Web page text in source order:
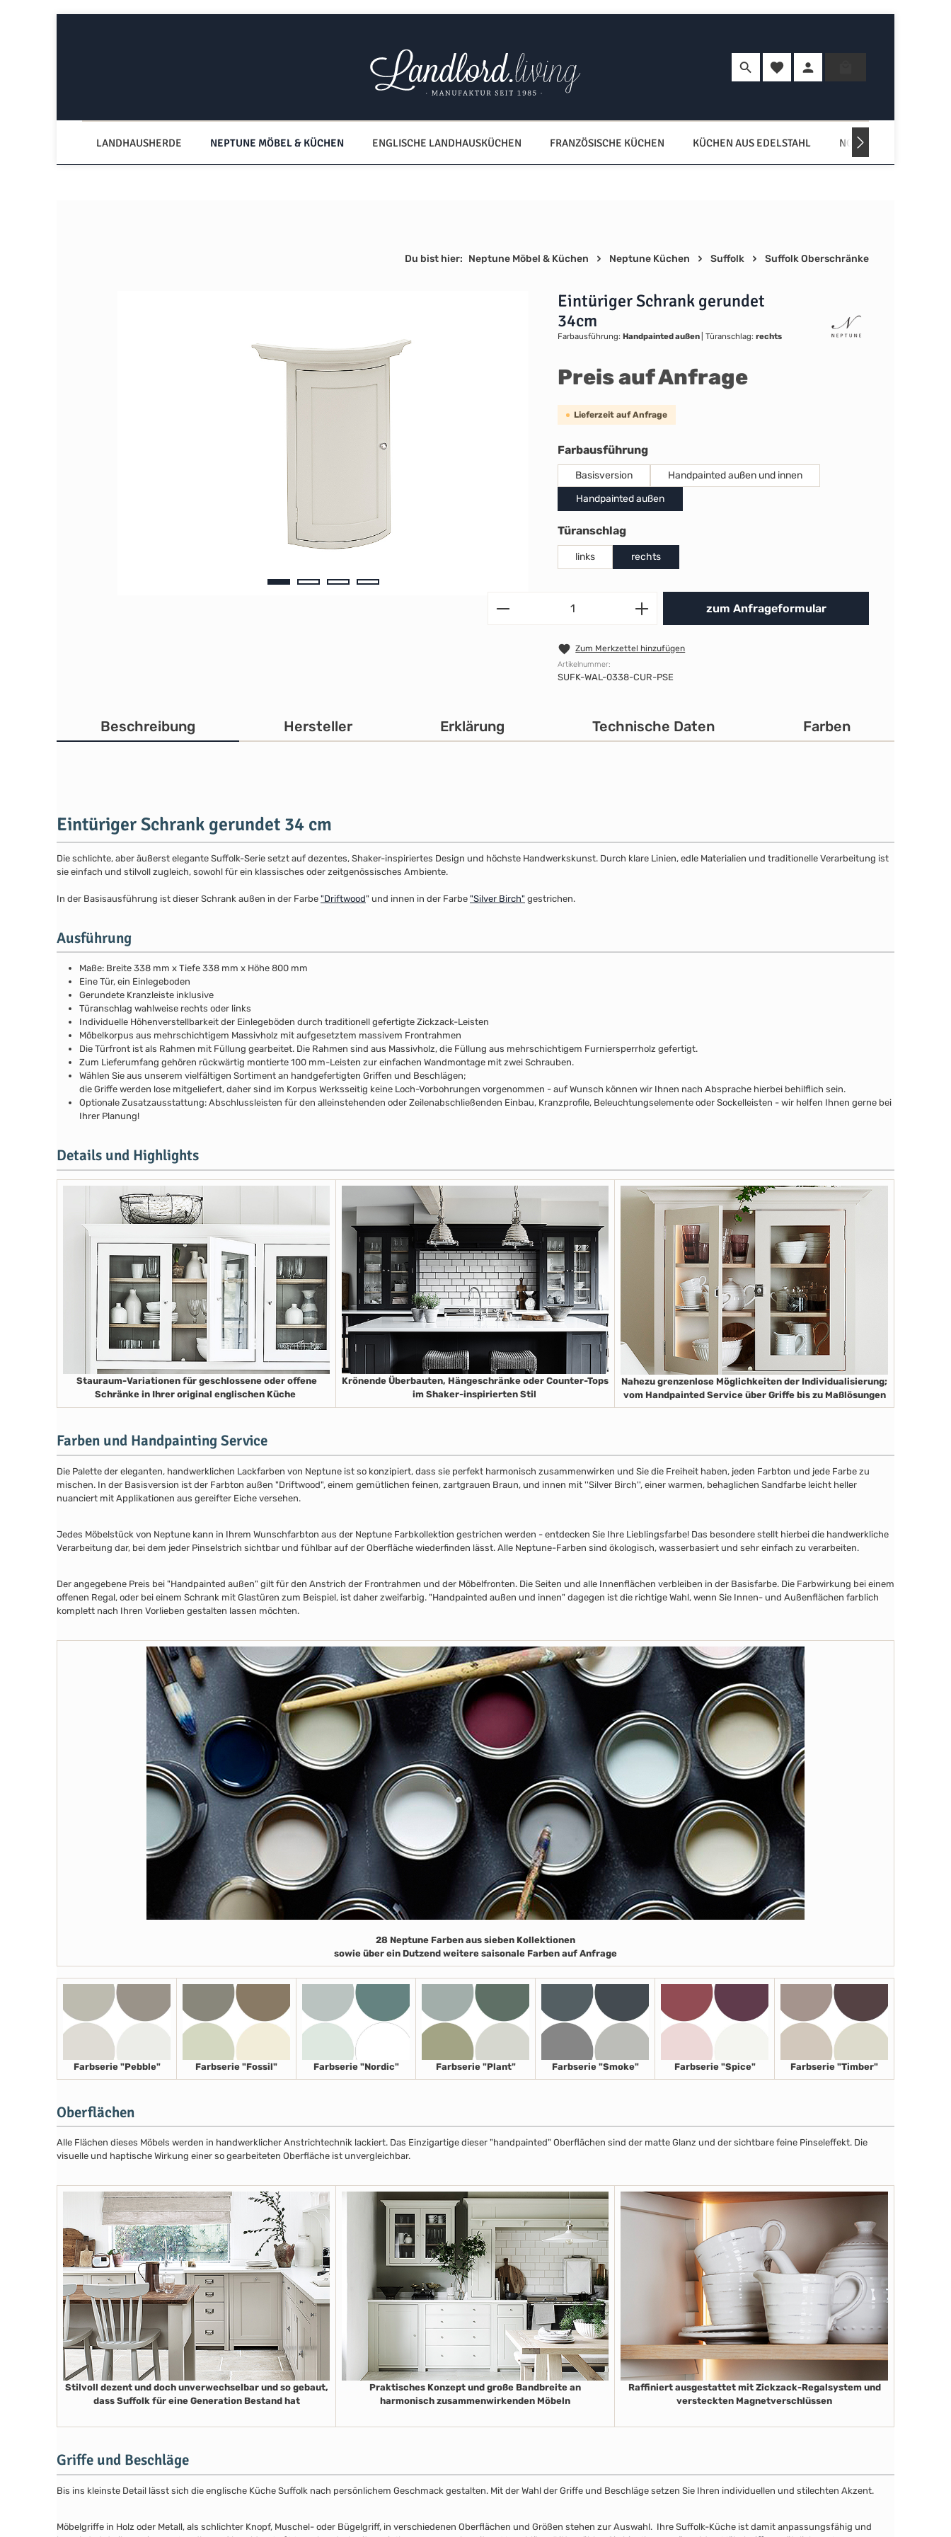
Du hast 0 Produkte auf dem Merkzettel
LANDHAUSHERDE NEPTUNE MÖBEL & KÜCHEN ENGLISCHE LANDHAUSKÜCHEN FRANZÖSISCHE KÜCHEN KÜCHEN AUS EDELSTAHL NORDISCHE KÜCHEN
Du bist hier: Neptune Möbel & Küchen Neptune Küchen Suffolk Suffolk Oberschränke
Eintüriger Schrank gerundet
34cm
Farbausführung: Handpainted außen Türanschlag: rechts
Preis auf Anfrage
Lieferzeit auf Anfrage
Farbausführungauswählen
Basisversion
Handpainted außen und innen
Handpainted außen
Türanschlagauswählen
links rechts
Produkt Anzahl: Gib den
zum Anfrageformular
Zum Merkzettel hinzufügen
Artikelnummer:
SUFK-WAL-0338-CUR-PSE
Beschreibung Hersteller Erklärung Technische Daten Farben
Eintüriger Schrank gerundet 34 cm
Die schlichte, aber äußerst elegante Suffolk-Serie setzt auf dezentes, Shaker-inspiriertes Design und höchste Handwerkskunst. Durch klare Linien, edle Materialien und traditionelle Verarbeitung ist
sie einfach und stilvoll zugleich, sowohl für ein klassisches oder zeitgenössisches Ambiente.
In der Basisausführung ist dieser Schrank außen in der Farbe "Driftwood" und innen in der Farbe "Silver Birch" gestrichen.
Ausführung
Maße: Breite 338 mm x Tiefe 338 mm x Höhe 800 mm
Eine Tür, ein Einlegeboden
Gerundete Kranzleiste inklusive
Türanschlag wahlweise rechts oder links
Individuelle Höhenverstellbarkeit der Einlegeböden durch traditionell gefertigte Zickzack-Leisten
Möbelkorpus aus mehrschichtigem Massivholz mit aufgesetztem massivem Frontrahmen
Die Türfront ist als Rahmen mit Füllung gearbeitet. Die Rahmen sind aus Massivholz, die Füllung aus mehrschichtigem Furniersperrholz gefertigt.
Zum Lieferumfang gehören rückwärtig montierte 100 mm-Leisten zur einfachen Wandmontage mit zwei Schrauben.
Wählen Sie aus unserem vielfältigen Sortiment an handgefertigten Griffen und Beschlägen;
die Griffe werden lose mitgeliefert, daher sind im Korpus Werksseitig keine Loch-Vorbohrungen vorgenommen - auf Wunsch können wir Ihnen nach Absprache hierbei behilflich sein.
Optionale Zusatzausstattung: Abschlussleisten für den alleinstehenden oder Zeilenabschließenden Einbau, Kranzprofile, Beleuchtungselemente oder Sockelleisten - wir helfen Ihnen gerne bei
Ihrer Planung!
Details und Highlights
Stauraum-Variationen für geschlossene oder offene
Schränke in Ihrer original englischen Küche
Krönende Überbauten, Hängeschränke oder Counter-Tops
im Shaker-inspirierten Stil
Nahezu grenzenlose Möglichkeiten der Individualisierung;
vom Handpainted Service über Griffe bis zu Maßlösungen
Farben und Handpainting Service
Die Palette der eleganten, handwerklichen Lackfarben von Neptune ist so konzipiert, dass sie perfekt harmonisch zusammenwirken und Sie die Freiheit haben, jeden Farbton und jede Farbe zu
mischen. In der Basisversion ist der Farbton außen "Driftwood", einem gemütlichen feinen, zartgrauen Braun, und innen mit ''Silver Birch'', einer warmen, behaglichen Sandfarbe leicht heller
nuanciert mit Applikationen aus gereifter Eiche versehen.
Jedes Möbelstück von Neptune kann in Ihrem Wunschfarbton aus der Neptune Farbkollektion gestrichen werden - entdecken Sie Ihre Lieblingsfarbe! Das besondere stellt hierbei die handwerkliche
Verarbeitung dar, bei dem jeder Pinselstrich sichtbar und fühlbar auf der Oberfläche wiederfinden lässt. Alle Neptune-Farben sind ökologisch, wasserbasiert und sehr einfach zu verarbeiten.
Der angegebene Preis bei "Handpainted außen" gilt für den Anstrich der Frontrahmen und der Möbelfronten. Die Seiten und alle Innenflächen verbleiben in der Basisfarbe. Die Farbwirkung bei einem
offenen Regal, oder bei einem Schrank mit Glastüren zum Beispiel, ist daher zweifarbig. "Handpainted außen und innen" dagegen ist die richtige Wahl, wenn Sie Innen- und Außenflächen farblich
komplett nach Ihren Vorlieben gestalten lassen möchten.
28 Neptune Farben aus sieben Kollektionen
sowie über ein Dutzend weitere saisonale Farben auf Anfrage
Farbserie "Pebble" Farbserie "Fossil" Farbserie "Nordic" Farbserie "Plant" Farbserie "Smoke" Farbserie "Spice" Farbserie "Timber"
Oberflächen
Alle Flächen dieses Möbels werden in handwerklicher Anstrichtechnik lackiert. Das Einzigartige dieser "handpainted" Oberflächen sind der matte Glanz und der sichtbare feine Pinseleffekt. Die
visuelle und haptische Wirkung einer so gearbeiteten Oberfläche ist unvergleichbar.
Stilvoll dezent und doch unverwechselbar und so gebaut,
dass Suffolk für eine Generation Bestand hat
Praktisches Konzept und große Bandbreite an
harmonisch zusammenwirkenden Möbeln
Raffiniert ausgestattet mit Zickzack-Regalsystem und
versteckten Magnetverschlüssen
Griffe und Beschläge
Bis ins kleinste Detail lässt sich die englische Küche Suffolk nach persönlichem Geschmack gestalten. Mit der Wahl der Griffe und Beschläge setzen Sie Ihren individuellen und stilechten Akzent.
Möbelgriffe in Holz oder Metall, als schlichter Knopf, Muschel- oder Bügelgriff, in verschiedenen Oberflächen und Größen stehen zur Auswahl. Ihre Suffolk-Küche ist damit anpassungsfähig und